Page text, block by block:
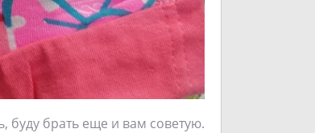
буду брать еще и вам советую.